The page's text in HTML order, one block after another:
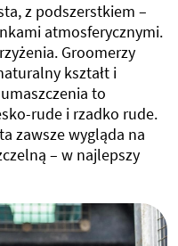
z podszerstkiem –
atmosferycznymi.
Groomerzy
kształt i
to
rude i rzadko rude.
zawsze wygląda na
– w najlepszy